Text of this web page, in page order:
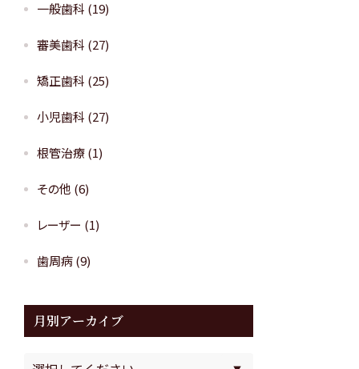
一般歯科 (19)
審美歯科 (27)
矯正歯科 (25)
小児歯科 (27)
根管治療(1)
その他 (6)
レーザー (1)
歯周病(9)
月別アーカイブ